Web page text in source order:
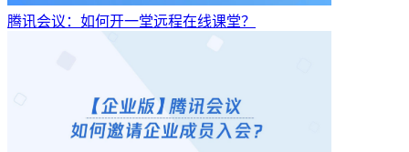
腾讯会议：如何开一堂远程在线课堂？